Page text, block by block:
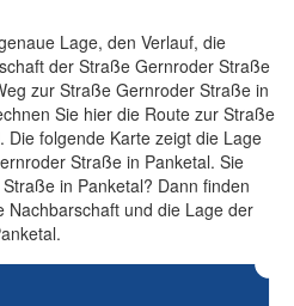
Lage, den Verlauf, die
der Straße Gernroder Straße
zur Straße Gernroder Straße in
Sie hier die Route zur Straße
folgende Karte zeigt die Lage
Straße in Panketal. Sie
in Panketal? Dann finden
Nachbarschaft und die Lage der